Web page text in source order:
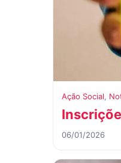
Ação Social,
06/01/2026